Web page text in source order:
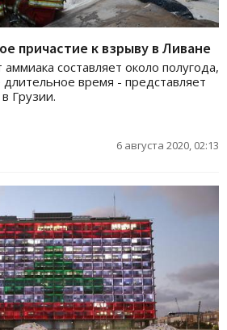
причастие к взрыву в Ливане
составляет около полугода,
время - представляет
Грузии.
6 августа 2020, 02:13